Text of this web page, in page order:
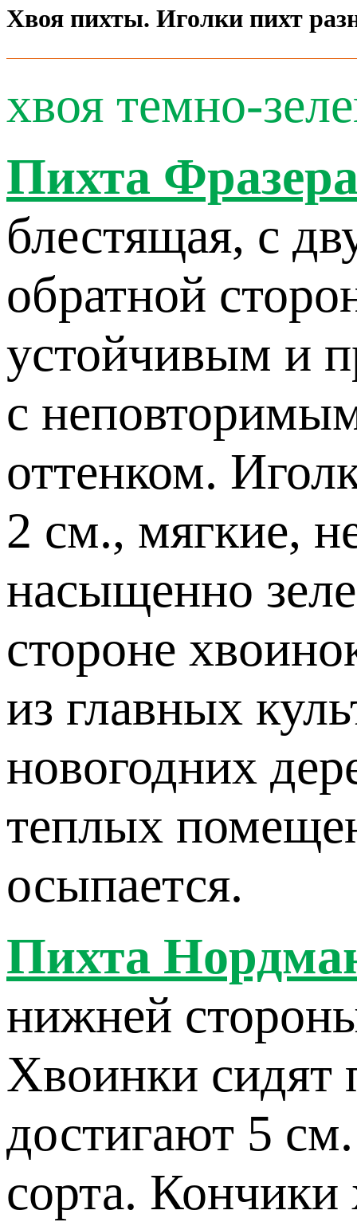
Хвоя пихты. Иголки пихт
хвоя темно-
Пихта
блестящая, с
обратной
устойчивым и
с
оттенком.
2 см., мягкие,
насыщенно
стороне
из главных
новогодних
теплых
осыпается.
Пихта
нижней
Хвоинки сидят
достигают 5
сорта.